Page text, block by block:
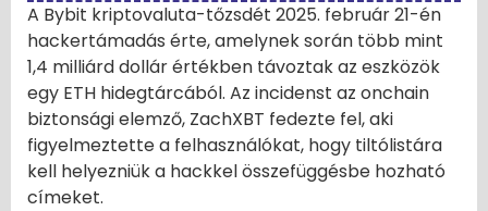
A Bybit kriptovaluta-tőzsdét 2025. február 21-én
hackertámadás érte, amelynek során több mint
1,4 milliárd dollár értékben távoztak az eszközök
egy ETH hidegtárcából. Az incidenst az onchain
biztonsági elemző, ZachXBT fedezte fel, aki
figyelmeztette a felhasználókat, hogy tiltólistára
kell helyezniük a hackkel összefüggésbe hozható
címeket.